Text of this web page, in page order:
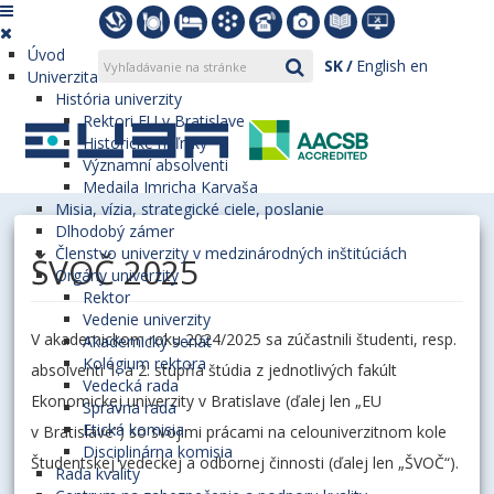
SK English en
Úvod
Univerzita
História univerzity
Rektori EU v Bratislave
Historické míľniky
Významní absolventi
Medaila Imricha Karvaša
Misia, vízia, strategické ciele, poslanie
Dlhodobý zámer
Členstvo univerzity v medzinárodných inštitúciách
Orgány univerzity
Rektor
Vedenie univerzity
Akademický senát
Kolégium rektora
Vedecká rada
Správna rada
Etická komisia
Disciplinárna komisia
Rada kvality
ŠVOČ 2025
V akademickom roku 2024/2025 sa zúčastnili študenti, resp.
absolventi 1. a 2. stupňa štúdia z jednotlivých fakúlt
Ekonomickej univerzity v Bratislave (ďalej len „EU
v Bratislave“) so svojimi prácami na celouniverzitnom kole
Študentskej vedeckej a odbornej činnosti (ďalej len „ŠVOČ“).